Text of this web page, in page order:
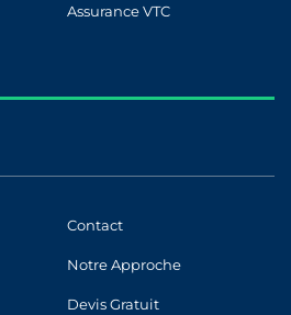
Assurance VTC
Contact
Notre Approche
Devis Gratuit